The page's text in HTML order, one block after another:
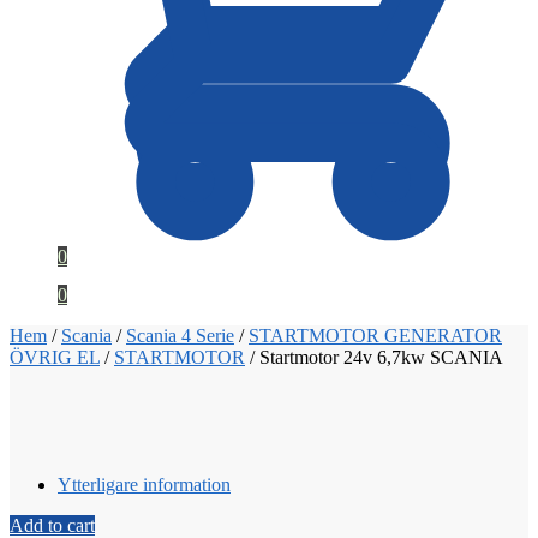
0
0
Hem / Scania / Scania 4 Serie / STARTMOTOR GENERATOR
ÖVRIG EL / STARTMOTOR / Startmotor 24v 6,7kw SCANIA
Ytterligare information
Add to cart